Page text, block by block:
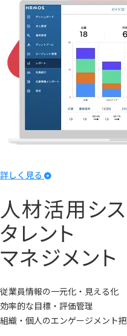
詳しく見る
人材活用シ
タレント
マネジメント
従業員情報の一元化・見える化
効率的な目標・評価管理
組織・個人のエンゲージメント